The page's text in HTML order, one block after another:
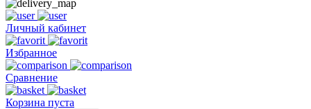
Личный кабинет
Избранное
Сравнение
Корзина пуста